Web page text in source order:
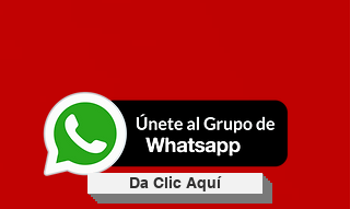
Da Clic Aquí